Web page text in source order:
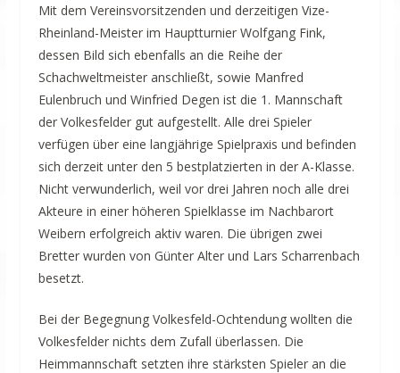
Mit dem Vereinsvorsitzenden und derzeitigen Vize-
Rheinland-Meister im Hauptturnier Wolfgang Fink,
dessen Bild sich ebenfalls an die Reihe der
Schachweltmeister anschließt, sowie Manfred
Eulenbruch und Winfried Degen ist die 1. Mannschaft
der Volkesfelder gut aufgestellt. Alle drei Spieler
verfügen über eine langjährige Spielpraxis und befinden
sich derzeit unter den 5 bestplatzierten in der A-Klasse.
Nicht verwunderlich, weil vor drei Jahren noch alle drei
Akteure in einer höheren Spielklasse im Nachbarort
Weibern erfolgreich aktiv waren. Die übrigen zwei
Bretter wurden von Günter Alter und Lars Scharrenbach
besetzt.
Bei der Begegnung Volkesfeld-Ochtendung wollten die
Volkesfelder nichts dem Zufall überlassen. Die
Heimmannschaft setzten ihre stärksten Spieler an die